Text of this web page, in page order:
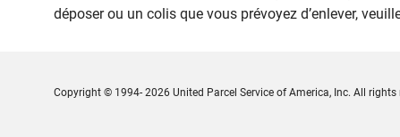
déposer ou un colis que vous prévoyez d’enlever,
Copyright © 1994- 2026 United Parcel Service of America, Inc. All rights